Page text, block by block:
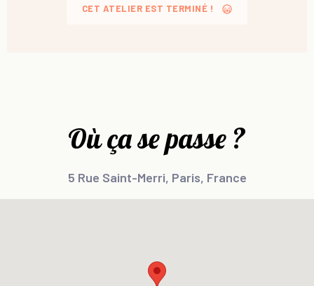
CET ATELIER EST TERMINÉ !
Où ça se passe ?
5 Rue Saint-Merri, Paris, France